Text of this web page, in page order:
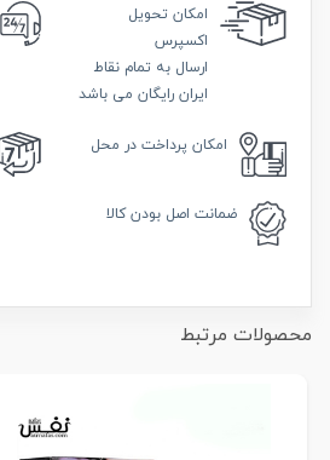
امکان تحویل
اکسپرس
ارسال به تمام نقاط
ایران رایگان می باشد
امکان پرداخت در محل
ضمانت اصل بودن کالا
محصولات مرتبط